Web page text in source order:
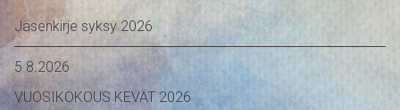
Jäsenkirje syksy 2026
5.8.2026
VUOSIKOKOUS KEVÄT 2026